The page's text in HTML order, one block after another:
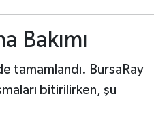
Bakımı
tamamlandı. BursaRay
bitirilirken, şu